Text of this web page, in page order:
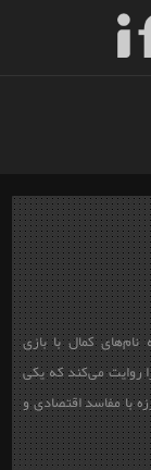
نام‌های کمال با بازی
روایت می‌کند که یکی
با مفاسد اقتصادی و